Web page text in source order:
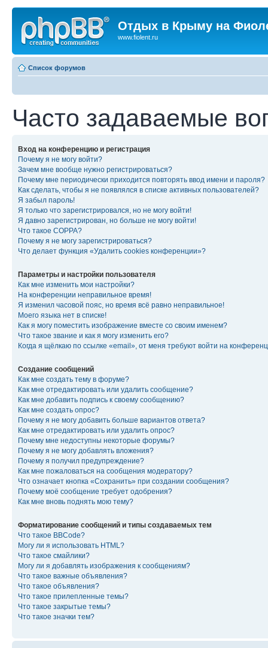
Отдых в Крыму на
www.fiolent.ru
Список форумов
Часто задаваемые
Вход на конференцию и регистрация
Почему я не могу войти?
Зачем мне вообще нужно регистрироваться?
Почему мне периодически приходится повторять ввод имени и пароля?
Как сделать, чтобы я не появлялся в списке активных пользователей?
Я забыл пароль!
Я только что зарегистрировался, но не могу войти!
Я давно зарегистрирован, но больше не могу войти!
Что такое COPPA?
Почему я не могу зарегистрироваться?
Что делает функция «Удалить cookies конференции»?
Параметры и настройки пользователя
Как мне изменить мои настройки?
На конференции неправильное время!
Я изменил часовой пояс, но время всё равно неправильное!
Моего языка нет в списке!
Как я могу поместить изображение вместе со своим именем?
Что такое звание и как я могу изменить его?
Когда я щёлкаю по ссылке «email», от меня требуют войти на
Создание сообщений
Как мне создать тему в форуме?
Как мне отредактировать или удалить сообщение?
Как мне добавить подпись к своему сообщению?
Как мне создать опрос?
Почему я не могу добавить больше вариантов ответа?
Как мне отредактировать или удалить опрос?
Почему мне недоступны некоторые форумы?
Почему я не могу добавлять вложения?
Почему я получил предупреждение?
Как мне пожаловаться на сообщения модератору?
Что означает кнопка «Сохранить» при создании сообщения?
Почему моё сообщение требует одобрения?
Как мне вновь поднять мою тему?
Форматирование сообщений и типы создаваемых тем
Что такое BBCode?
Могу ли я использовать HTML?
Что такое смайлики?
Могу ли я добавлять изображения к сообщениям?
Что такое важные объявления?
Что такое объявления?
Что такое прилепленные темы?
Что такое закрытые темы?
Что такое значки тем?